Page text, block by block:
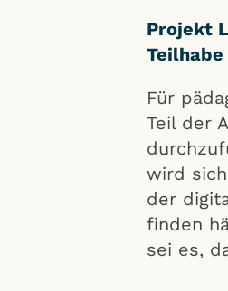
Projekt
Für
Teil der
wird
der
finden
sei es,